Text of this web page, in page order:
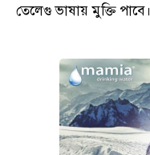
তেলেগু ভাষায় মুক্তি পাবে।